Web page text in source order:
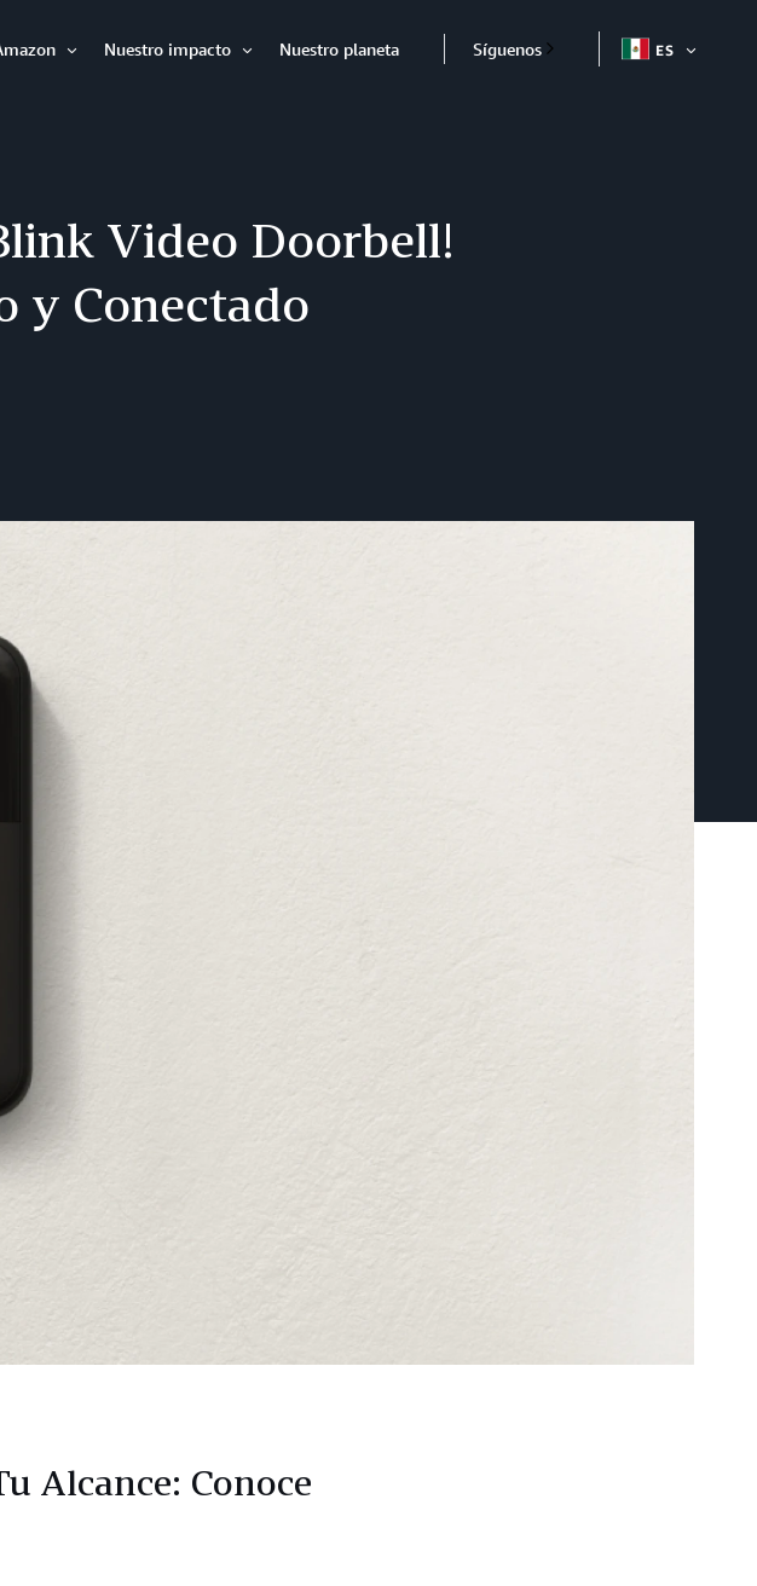
Nuestro impacto
Nuestro planeta Síguenos ES
Video Doorbell!
y Conectado
Alcance: Conoce